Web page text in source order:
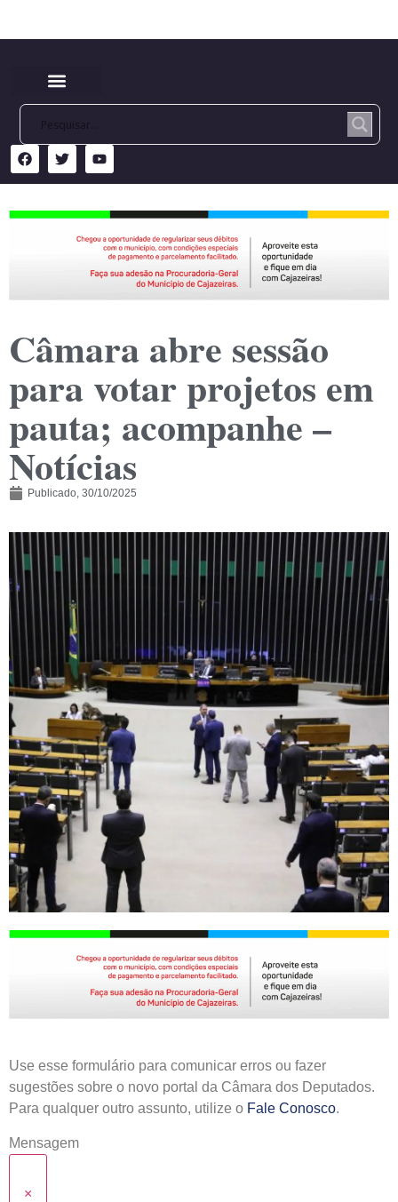
Câmara abre sessão
para votar projetos em
pauta; acompanhe –
Notícias
Publicado, 30/10/2025
Use esse formulário para comunicar erros ou fazer
sugestões sobre o novo portal da Câmara dos Deputados.
Para qualquer outro assunto, utilize o Fale Conosco.
Mensagem
×